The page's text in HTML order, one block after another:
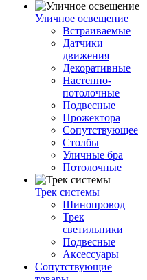
Уличное освещение
Встраиваемые
Датчики
движения
Декоративные
Настенно-
потолочные
Подвесные
Прожектора
Сопутствующее
Столбы
Уличные бра
Потолочные
Трек системы
Шинопровод
Трек
светильники
Подвесные
Аксессуары
Сопутствующие